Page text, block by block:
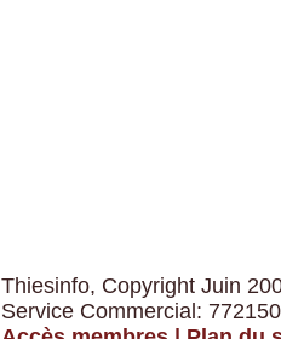
Thiesinfo, Copyright Juin
Service Commercial: